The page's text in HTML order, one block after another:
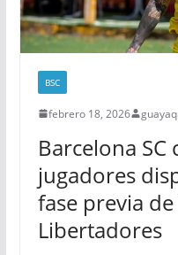
BSC
febrero 18, 2026
Barcelona
jugadores
fase previa
Libertadores